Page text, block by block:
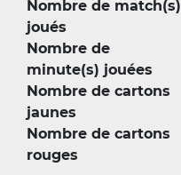
Nombre de match(s)
joués
Nombre de
minute(s) jouées
Nombre de cartons
jaunes
Nombre de cartons
rouges